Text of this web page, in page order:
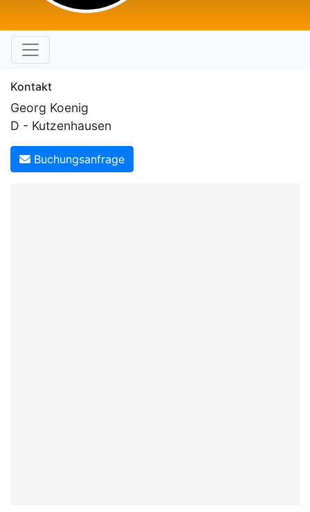
Kontakt
Georg Koenig
D - Kutzenhausen
Buchungsanfrage